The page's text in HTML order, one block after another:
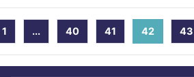
1 ... 40 41 42 (current)
43